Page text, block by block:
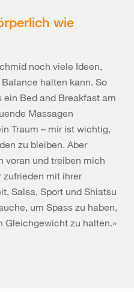
wie
noch viele Ideen,
halten kann. So
ein Bed and Breakfast am
Massagen
Traum – mir ist wichtig,
zu bleiben. Aber
voran und treiben mich
zufrieden mit ihrer
Salsa, Sport und Shiatsu
um Spass zu haben,
Gleichgewicht zu halten.»